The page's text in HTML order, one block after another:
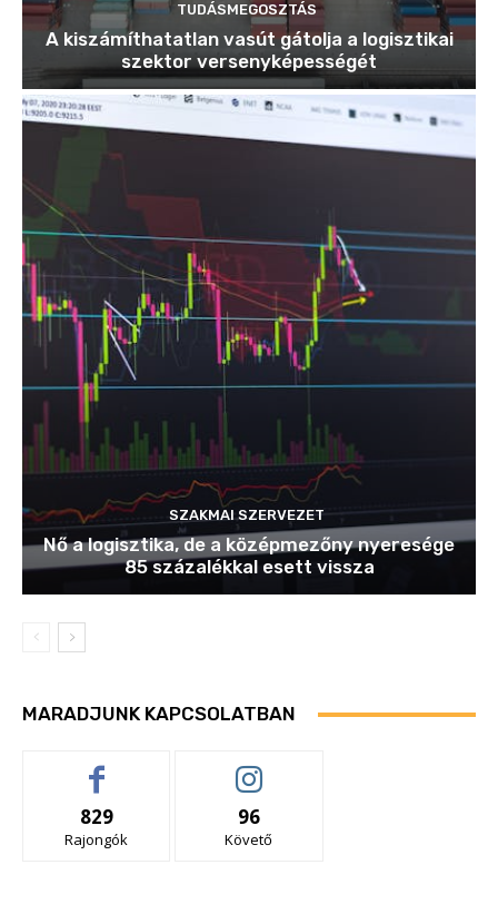
TUDÁSMEGOSZTÁS
A kiszámíthatatlan vasút gátolja a logisztikai
szektor versenyképességét
SZAKMAI SZERVEZET
Nő a logisztika, de a középmezőny nyeresége
85 százalékkal esett vissza
MARADJUNK KAPCSOLATBAN
829
Rajongók
96
Követő